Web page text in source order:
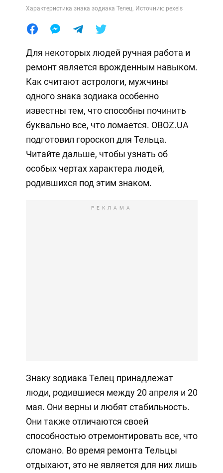
Характеристика знака зодиака Телец. Источник: pexels
Для некоторых людей ручная работа и
ремонт является врожденным навыком.
Как считают астрологи, мужчины
одного знака зодиака особенно
известны тем, что способны починить
буквально все, что ломается. OBOZ.UA
подготовил гороскоп для Тельца.
Читайте дальше, чтобы узнать об
особых чертах характера людей,
родившихся под этим знаком.
РЕКЛАМА
Знаку зодиака Телец принадлежат
люди, родившиеся между 20 апреля и 20
мая. Они верны и любят стабильность.
Они также отличаются своей
способностью отремонтировать все, что
сломано. Во время ремонта Тельцы
отдыхают, это не является для них лишь